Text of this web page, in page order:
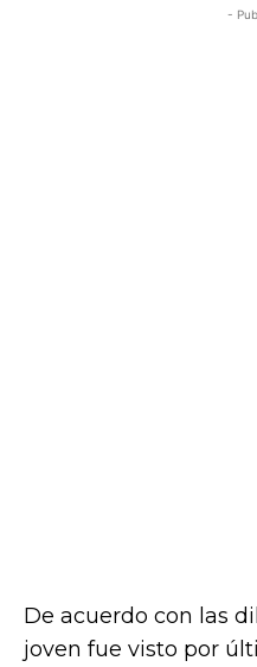
-
De acuerdo con las
joven fue visto por